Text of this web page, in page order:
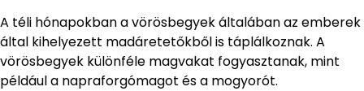
A téli hónapokban a vörösbegyek általában az emberek
által kihelyezett madáretetőkből is táplálkoznak. A
vörösbegyek különféle magvakat fogyasztanak, mint
például a napraforgómagot és a mogyorót.